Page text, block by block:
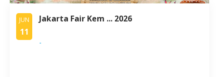
JUN
11
Jakarta Fair Kem ... 2026
-